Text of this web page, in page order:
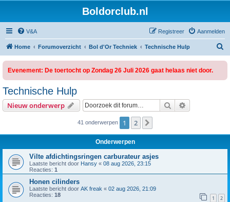
Boldorclub.nl
V&A Aanmelden
Registreer
Home Forumoverzicht Bol d'Or Techniek Technische Hulp
Evenement: De toertocht op Zondag 26 Juli 2026 gaat helaas niet door.
Technische Hulp
Nieuw onderwerp Zoek
41 onderwerpen 1 2
Onderwerpen
Vilte afdichtingsringen carburateur asjes
Laatste bericht door Hansy « 08 aug 2026, 23:15
Reacties: 1
Honen cilinders
Laatste bericht door AK freak « 02 aug 2026, 21:09
Reacties: 18 1 2